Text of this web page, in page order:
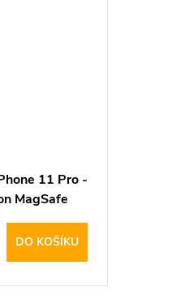
11 Pro -
MagSafe
DO KOŠÍKU